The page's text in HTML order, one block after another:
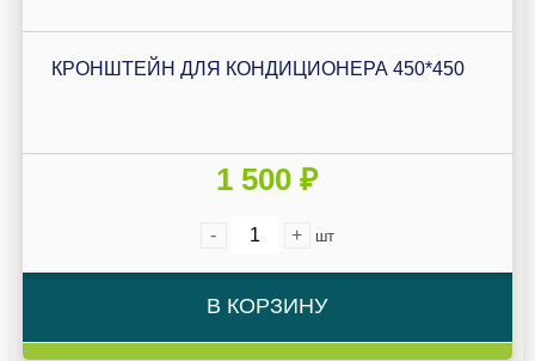
КРОНШТЕЙН ДЛЯ КОНДИЦИОНЕРА 450*450
1 500 ₽
- + шт
В КОРЗИНУ